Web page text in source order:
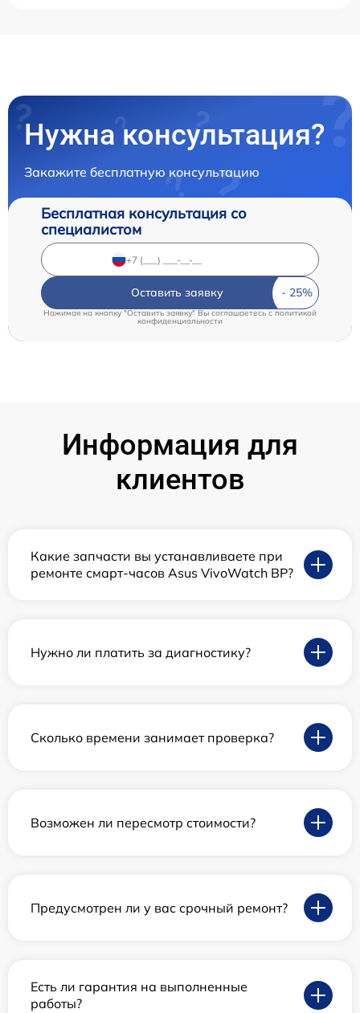
Нужна консультация?
Закажите бесплатную консультацию
Бесплатная консультация со
специалистом
Оставить заявку
Нажимая на кнопку "Оставить заявку" Вы соглашаетесь c политикой
конфиденциальности
Информация для
клиентов
Какие запчасти вы устанавливаете при
ремонте смарт-часов Asus VivoWatch BP?
Нужно ли платить за диагностику?
Сколько времени занимает проверка?
Возможен ли пересмотр стоимости?
Предусмотрен ли у вас срочный ремонт?
Есть ли гарантия на выполненные
работы?